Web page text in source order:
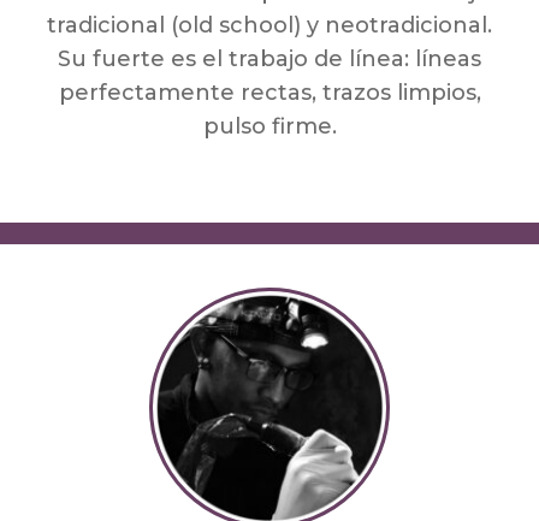
tradicional (old school) y neotradicional.
Su fuerte es el trabajo de línea: líneas
perfectamente rectas, trazos limpios,
pulso firme.